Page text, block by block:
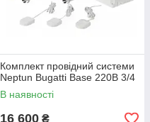
Комплект провідний системи
Neptun Bugatti Base 220B 3/4
В наявності
16 600 ₴